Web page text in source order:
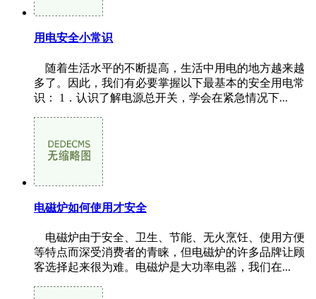
用电安全小常识
随着生活水平的不断提高，生活中用电的地方越来越
多了。因此，我们有必要掌握以下最基本的安全用电常
识： 1．认识了解电源总开关，学会在紧急情况下...
电磁炉如何使用才安全
电磁炉由于安全、卫生、节能、无火烹饪、使用方便
等特点而深受消费者的青睐，但电磁炉的许多品牌让顾
客选择起来很为难。电磁炉是大功率电器，我们在...